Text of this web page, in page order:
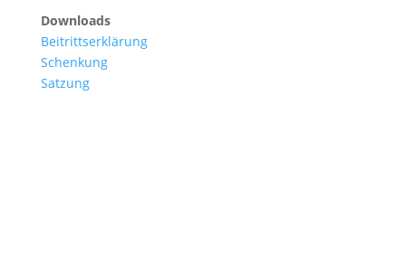
Downloads
Beitrittserklärung
Schenkung
Satzung